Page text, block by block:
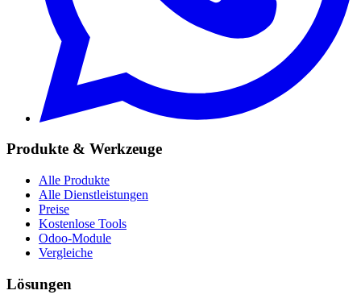
Produkte & Werkzeuge
Alle Produkte
Alle Dienstleistungen
Preise
Kostenlose Tools
Odoo-Module
Vergleiche
Lösungen